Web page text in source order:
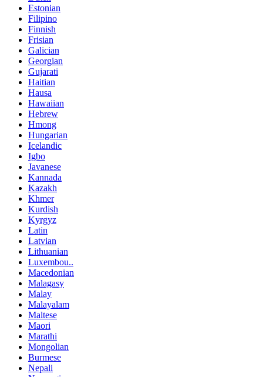
Estonian
Filipino
Finnish
Frisian
Galician
Georgian
Gujarati
Haitian
Hausa
Hawaiian
Hebrew
Hmong
Hungarian
Icelandic
Igbo
Javanese
Kannada
Kazakh
Khmer
Kurdish
Kyrgyz
Latin
Latvian
Lithuanian
Luxembou..
Macedonian
Malagasy
Malay
Malayalam
Maltese
Maori
Marathi
Mongolian
Burmese
Nepali